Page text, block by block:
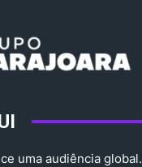
uma audiência global.